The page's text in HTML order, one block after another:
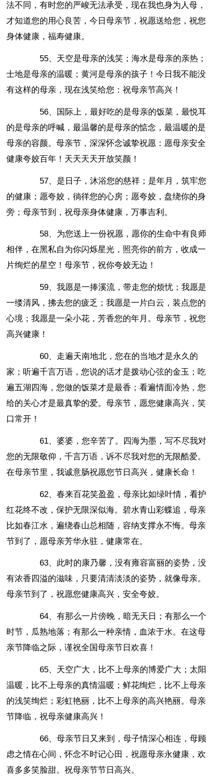
法不同，有时您的严峻无法承受，现在我也身为人母，
才知道您的用心良苦，今日母亲节，祝愿送给您，祝您
身体健康，福寿健康。
55、天空是母亲的浅笑；海水是母亲的亲热；
士地是母亲的温暖；黄河是母亲的孩子！今日我不能没
有这样的母亲，现在浅笑给您：祝母亲节高兴！
56、国际上，最好吃的是母亲的饭菜，最悦耳
的是母亲的呼喊，最温馨的是母亲的惦念，最温暖的是
母亲的容颜。母亲节，深深怀念诚挚祝愿：愿母亲安全
健康夸姣百年！天天天天开放笑颜！
57、是日子，沐浴您的慈祥；是年月，筑牢您
的健康；愿夸姣，徜徉您的心房；愿夸姣，盘绕你的身
旁；母亲节到，祝母亲身体健康，万事吉利。
58、为您送上一份祝愿，愿你的生命中有良师
相伴，在黑私自为你闪烁星光，照亮你的前方，收成一
片绚烂的星空！母亲节，祝你夸姣无边！
59、我愿是一捧溪流，带走您的烦忧；我愿是
一缕清风，拂去您的疲乏；我愿是一片白云，装点您的
心境；我愿是一朵小花，芳香您的年月。母亲节，祝您
高兴健康！
60、走遍天南地北，您在的当地才是永久的
家；听遍千言万语，您说的话才是拨动心弦的金玉；吃
遍五湖四海，您做的饭菜才是最香；看遍情面冷热，您
给的关心才是最真挚的爱。母亲节，愿您健康高兴，笑
口常开！
61、婆婆，您辛苦了。四海为墨，写不尽我对
您的无限敬仰，千言万语，诉不尽我对您的无限酷爱。
在母亲节里，我诚意肠祝愿您节日高兴，健康长命！
62、春来百花笑盈盈，母亲比如绿叶情，看护
红花终不改，保护无限深似海。碧水青山彩蝶追，母亲
比如春江水，遍绕春山总相随，容纳支撑永不悔。母亲
节到了，愿母亲芳华永驻，健康常在。
63、此时的康乃馨，没有雍容富丽的姿势，没
有浓香四溢的滋味，只要清清淡淡的姿势，就像母亲。
母亲节到了，祝愿您健康高兴，安全夸姣。
64、有那么一片傍晚，暗无天日；有那么一个
时节，瓜熟地落；有那么一种亲情，血浓于水。在这母
亲节降临之际，谨祝全国母亲节日欢喜！
65、天空广大，比不上母亲的博爱广大；太阳
温暖，比不上母亲的真情温暖；鲜花绚烂，比不上母亲
的浅笑绚烂；彩虹艳丽，比不上母亲的高兴艳丽。母亲
节降临，祝母亲健康高兴！
66、母亲节日又来到，母子情深心相连，母顾
虑之情在心间，怀念不时记心田，祝愿母亲永健康，欢
喜多多笑脸甜。祝母亲节节日高兴。